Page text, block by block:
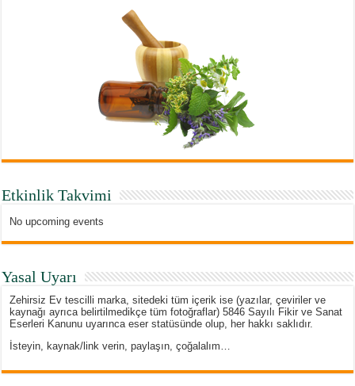
Etkinlik Takvimi
No upcoming events
Yasal Uyarı
Zehirsiz Ev tescilli marka, sitedeki tüm içerik ise (yazılar, çeviriler ve
kaynağı ayrıca belirtilmedikçe tüm fotoğraflar) 5846 Sayılı Fikir ve Sanat
Eserleri Kanunu uyarınca eser statüsünde olup, her hakkı saklıdır.
İsteyin, kaynak/link verin, paylaşın, çoğalalım…